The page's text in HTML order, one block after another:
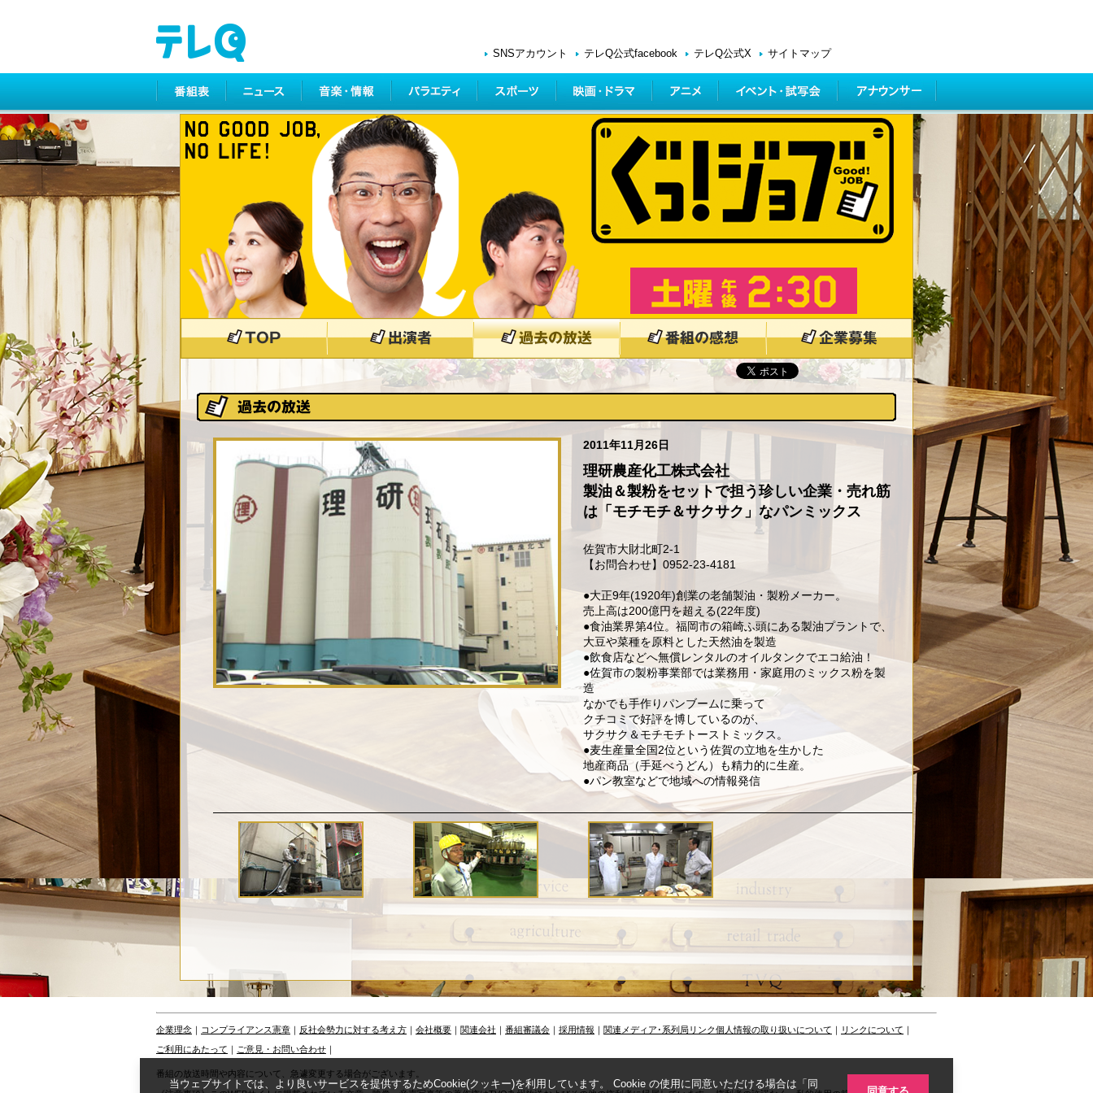
SNSアカウント テレQ公式facebook テレQ公式X サイトマップ
2011年11月26日
理研農産化工株式会社
製油＆製粉をセットで担う珍しい企業・売れ筋
は「モチモチ＆サクサク」なパンミックス
佐賀市大財北町2-1
【お問合わせ】0952-23-4181
●大正9年(1920年)創業の老舗製油・製粉メーカー。
売上高は200億円を超える(22年度)
●食油業界第4位。福岡市の箱崎ふ頭にある製油プラントで、
大豆や菜種を原料とした天然油を製造
●飲食店などへ無償レンタルのオイルタンクでエコ給油！
●佐賀市の製粉事業部では業務用・家庭用のミックス粉を製
造
なかでも手作りパンブームに乗って
クチコミで好評を博しているのが、
サクサク＆モチモチトーストミックス。
●麦生産量全国2位という佐賀の立地を生かした
地産商品（手延べうどん）も精力的に生産。
●パン教室などで地域への情報発信
企業理念 ｜ コンプライアンス憲章 ｜ 反社会勢力に対する考え方 ｜ 会社概要 ｜ 関連会社 ｜ 番組審議会 ｜ 採用情報 ｜ 関連メディア･系列局リンク個人情報の取り扱いについて ｜ リンクについて ｜
ご利用にあたって ｜ ご意見・お問い合わせ ｜
番組の放送時間や内容について、急遽変更する場合がございます。
当ウェブサイトでは、より良いサービスを提供するためCookie(クッキー)を利用しています。 Cookie の使用に同意いただける場合は「同